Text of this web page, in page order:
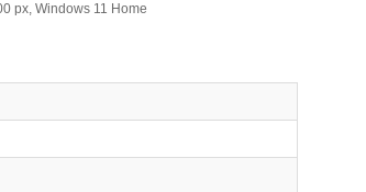
px, Windows 11 Home